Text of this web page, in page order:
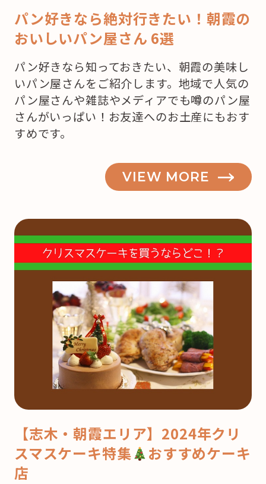
パン好きなら絶対行きたい！朝霞の
おいしいパン屋さん 6選
パン好きなら知っておきたい、朝霞の美味し
いパン屋さんをご紹介します。地域で人気の
パン屋さんや雑誌やメディアでも噂のパン屋
さんがいっぱい！お友達へのお土産にもおす
すめです。
VIEW MORE
【志木・朝霞エリア】2024年クリ
スマスケーキ特集
おすすめケーキ
店